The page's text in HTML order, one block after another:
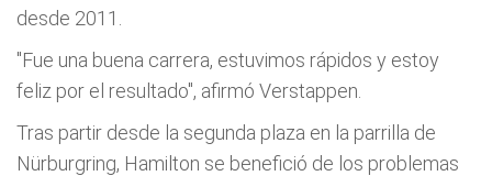
desde 2011.
"Fue una buena carrera, estuvimos rápidos y estoy
feliz por el resultado", afirmó Verstappen.
Tras partir desde la segunda plaza en la parrilla de
Nürburgring, Hamilton se benefició de los problemas